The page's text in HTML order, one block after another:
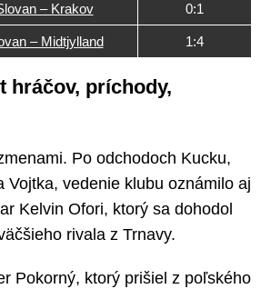
– Krakov 0:1
– Midtjylland 1:4
hráčov, príchody,
Po odchodoch Kucku,
Vojtka, vedenie klubu oznámilo aj
Kelvin Ofori, ktorý sa dohodol
rivala z Trnavy.
Pokorný, ktorý prišiel z poľského